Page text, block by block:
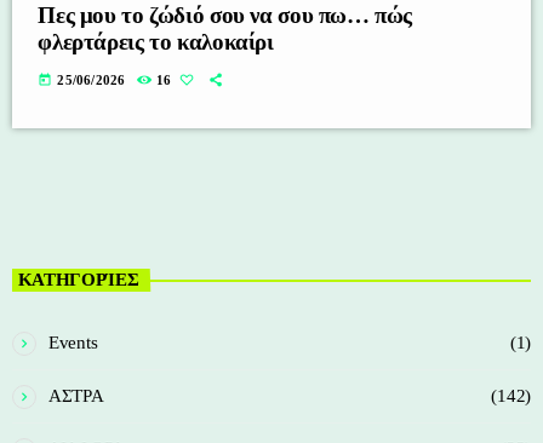
Πες μου το ζώδιό σου να σου πω… πώς
φλερτάρεις το καλοκαίρι
today 25/06/2026 16
ΚΑΤΗΓΟΡΊΕΣ
Events (1)
ΑΣΤΡΑ (142)